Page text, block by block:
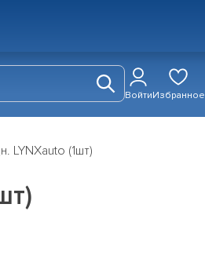
ВойтиИзбранное
LYNXauto (1шт)